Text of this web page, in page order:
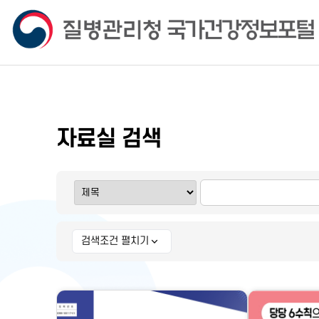
자료실 검색
상세 검색조건
검색조건 펼치기